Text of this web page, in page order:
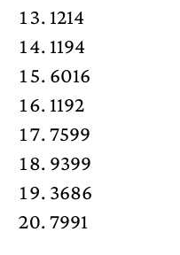
1214
1194
6016
1192
7599
9399
3686
7991